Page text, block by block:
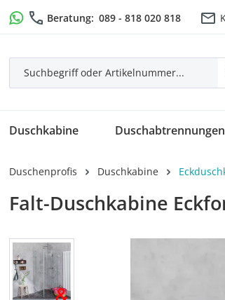
Hauptinhalt springen
Zur Suche springen
Zur Hauptnavigation springen
Beratung: 089 - 818 020 818
Duschkabine Duschabtrennungen
Duschenprofis Duschkabine
Falt-Duschkabine
Bildergalerie überspringen